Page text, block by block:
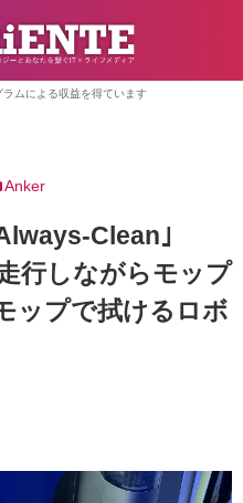
ムによる収益を得ています
Anker
Clean｣
行しながらモップ
ップで拭けるロボ